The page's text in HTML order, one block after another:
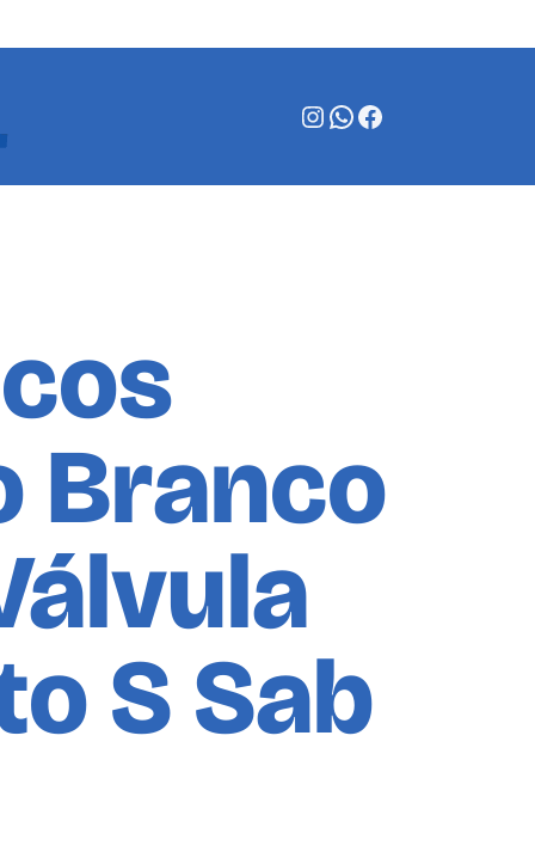
Instagram WhatsApp Facebook
Branco
S Sab